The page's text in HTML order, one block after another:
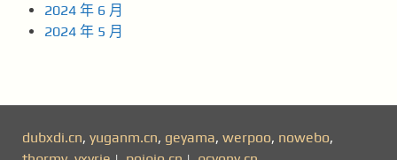
2024 年 6 月
2024 年 5 月
dubxdi.cn, yuganm.cn, geyama, werpoo, nowebo,